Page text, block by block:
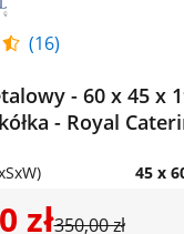
(16)
x 45 x 190 cm -
- Royal
45 x
zł350,00 zł